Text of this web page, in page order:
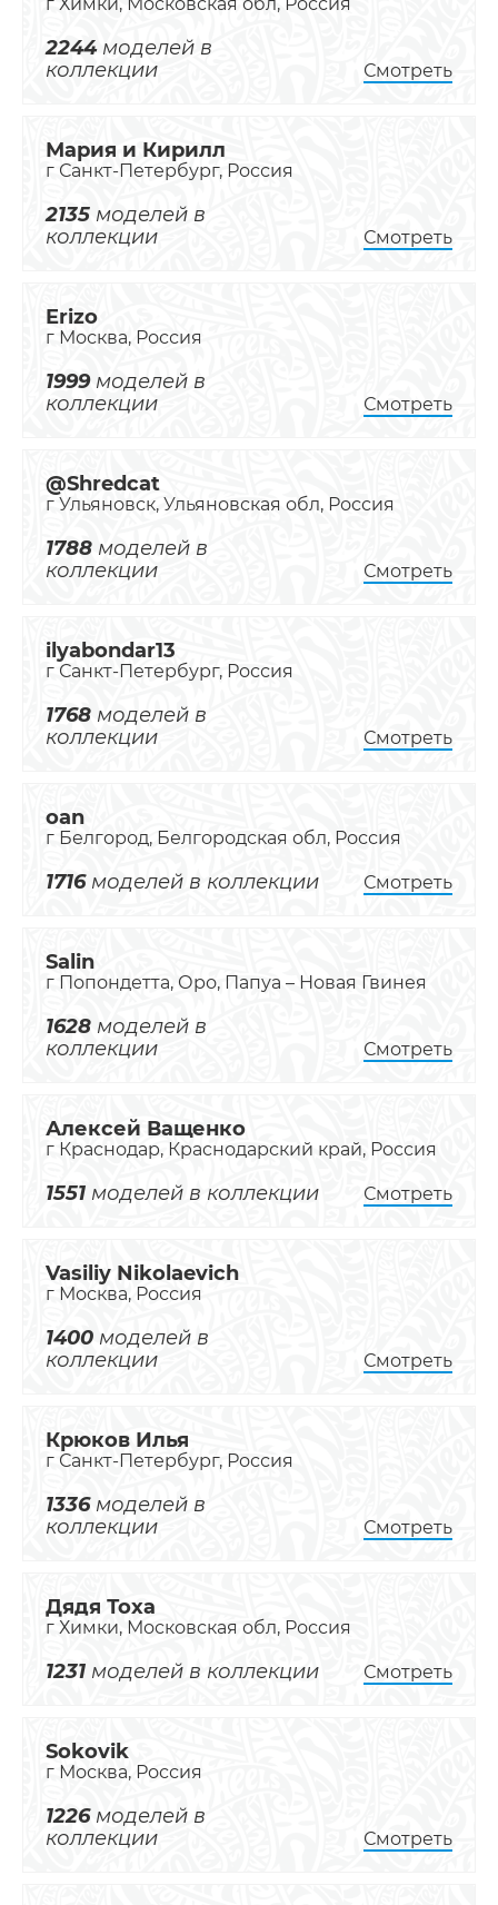
2244моделей в
коллекции
Смотреть
Мария и Кирилл
г Санкт-Петербург, Россия
2135 моделей в
коллекции
Смотреть
Erizo
г Москва, Россия
1999моделей в
коллекции
Смотреть
@Shredcat
г Ульяновск, Ульяновская обл, Россия
1788 моделей в
коллекции
Смотреть
ilyabondar13
г Санкт-Петербург, Россия
1768 моделей в
коллекции
Смотреть
oan
г Белгород, Белгородская обл, Россия
1716моделей в коллекции Смотреть
Salin
г Попондетта, Оро, Папуа – Новая Гвинея
1628 моделей в
коллекции
Смотреть
Алексей Ващенко
г Краснодар, Краснодарский край, Россия
1551 моделей в коллекции Смотреть
Vasiliy Nikolaevich
г Москва, Россия
1400 моделей в
коллекции
Смотреть
Крюков Илья
г Санкт-Петербург, Россия
1336моделей в
коллекции
Смотреть
Дядя Тоха
г Химки, Московская обл, Россия
1231 моделей в коллекции Смотреть
Sokovik
г Москва, Россия
1226моделей в
коллекции
Смотреть